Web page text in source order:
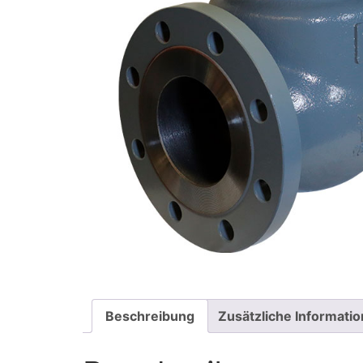
Beschreibung Zusätzliche